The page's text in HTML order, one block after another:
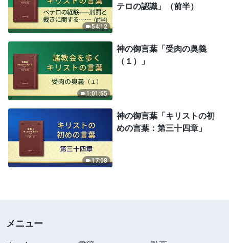
54:12
テロの認識」（前半）
1:01:55
神の御言葉「受肉の奥義
（１）」
17:08
神の御言葉「キリストの初
めの言葉：第三十四章」
メニュー